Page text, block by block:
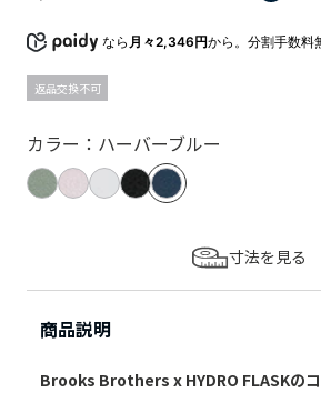
なら 月々2,346円から。分割手数料
返品交換不可
カラー：ハーバーブルー
寸法を見る
商品説明
Brooks Brothers x HYDRO FLASKの